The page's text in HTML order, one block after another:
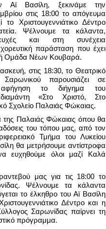
Αϊ Βασίλη, ξεκινάμε την
στις 18:00 το απόγευμα
Χριστουγεννιάτικο Δέντρο
Ψέλνουμε τα κάλαντα,
και στη συνέχεια
παράσταση που έχει
Ομάδα Νέων Κουβαρά.
στις 18:30, το Θεατρικό
παρουσιάζει σε
αφήγηση το διήγημα του
«Στο Χριστό, Στο
Σχολείο Παλαιάς Φώκαιας.
της Παλαιάς Φώκαιας όπου θα
του τόπου μας, από τον
Τμήμα του Λυκείου
θα μετρήσουμε αντίστροφα
ευχηθούμε όλοι μαζί Καλά
μας για τις 18:00 το
Ψέλνουμε τα κάλαντα
το έλκηθρο του Αϊ Βασίλη
Δέντρο και η
Σαρωνίδας παίρνει τη
πρόγραμμα.